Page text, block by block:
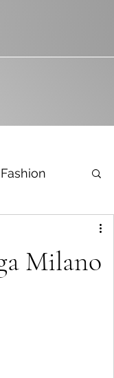
Fashion
Milano